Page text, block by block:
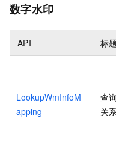
数字水印
API 标题
LookupWmInfoM
apping
查
关系